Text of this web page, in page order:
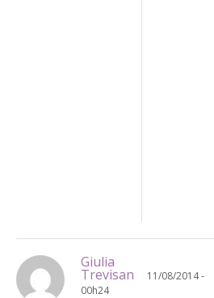
Giulia
Trevisan
11/08/2014 -
00h24